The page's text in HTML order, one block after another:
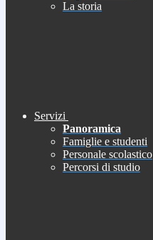
La storia
Servizi
Panoramica
Famiglie e studenti
Personale scolastico
Percorsi di studio